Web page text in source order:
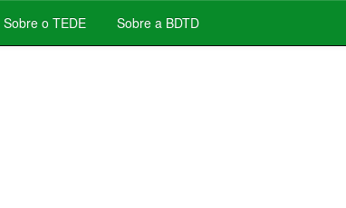
Sobre o TEDE Sobre a BDTD